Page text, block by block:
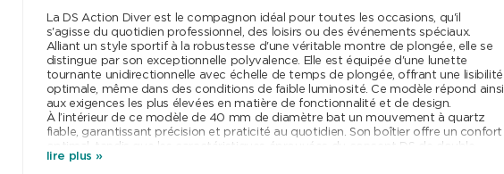
La DS Action Diver est le compagnon idéal pour toutes les occasions, qu'il
s'agisse du quotidien professionnel, des loisirs ou des événements spéciaux.
Alliant un style sportif à la robustesse d'une véritable montre de plongée, elle se
distingue par son exceptionnelle polyvalence. Elle est équipée d'une lunette
tournante unidirectionnelle avec échelle de temps de plongée, offrant une lisibilité
optimale, même dans des conditions de faible luminosité. Ce modèle répond ainsi
aux exigences les plus élevées en matière de fonctionnalité et de design.
À l’intérieur de ce modèle de 40 mm de diamètre bat un mouvement à quartz
fiable, garantissant précision et praticité au quotidien. Son boîtier offre un confort
optimal, tandis que les caractéristiques éprouvées du concept DS de double
sécurité – notamment un fond de boîtier vissé ainsi qu’une couronne vissée et
lire plus »